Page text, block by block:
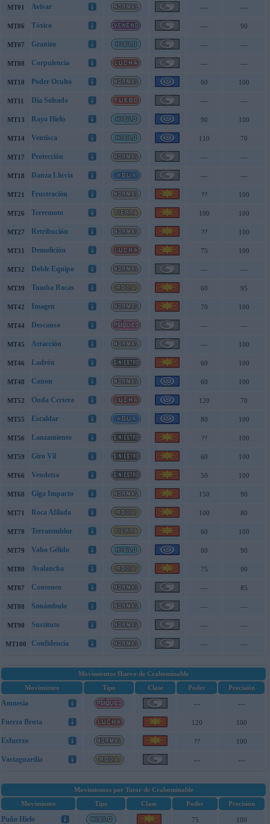
MT01 Avivar --- ---
MT06 Tóxico --- 90
MT07 Granizo --- ---
MT08 Corpulencia --- ---
MT10 Poder Oculto 60 100
MT11 Día Soleado --- ---
MT13 Rayo Hielo 90 100
MT14 Ventisca 110 70
MT17 Protección --- ---
MT18 Danza Lluvia --- ---
MT21 Frustración ?? 100
MT26 Terremoto 100 100
MT27 Retribución ?? 100
MT31 Demolición 75 100
MT32 Doble Equipo --- ---
MT39 Tumba Rocas 60 95
MT42 Imagen 70 100
MT44 Descanso --- ---
MT45 Atracción --- 100
MT46 Ladrón 60 100
MT48 Canon 60 100
MT52 Onda Certera 120 70
MT55 Escaldar 80 100
MT56 Lanzamiento ?? 100
MT59 Giro Vil 60 100
MT66 Vendetta 50 100
MT68 Giga Impacto 150 90
MT71 Roca Afilada 100 80
MT78 Terratemblor 60 100
MT79 Vaho Gélido 60 90
MT80 Avalancha 75 90
MT87 Contoneo --- 85
MT88 Sonámbulo --- ---
MT90 Sustituto --- ---
MT100 Confidencia --- ---
Movimientos Huevo de Crabominable
Movimiento
Tipo Clase Poder Precisión
Amnesia --- ---
Fuerza Bruta 120 100
Esfuerzo ?? 100
Vastaguardia --- ---
Movimientos por Tutor de Crabominable
Movimiento
Tipo Clase Poder Precisión
Puño Hielo 75 100